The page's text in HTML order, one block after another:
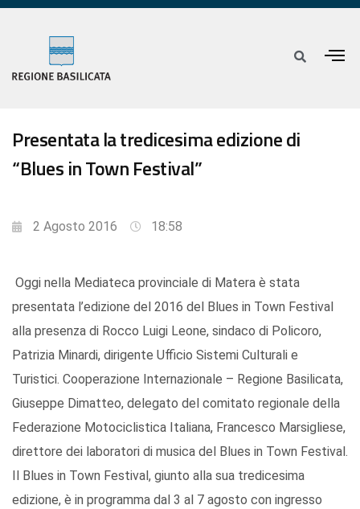
Presentata la tredicesima edizione di
“Blues in Town Festival”
2 Agosto 2016 18:58
Oggi nella Mediateca provinciale di Matera è stata
presentata l’edizione del 2016 del Blues in Town Festival
alla presenza di Rocco Luigi Leone, sindaco di Policoro,
Patrizia Minardi, dirigente Ufficio Sistemi Culturali e
Turistici. Cooperazione Internazionale – Regione Basilicata,
Giuseppe Dimatteo, delegato del comitato regionale della
Federazione Motociclistica Italiana, Francesco Marsigliese,
direttore dei laboratori di musica del Blues in Town Festival.
Il Blues in Town Festival, giunto alla sua tredicesima
edizione, è in programma dal 3 al 7 agosto con ingresso